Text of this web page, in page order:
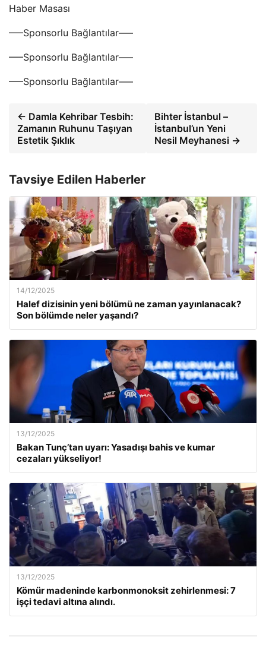
Haber Masası
—–Sponsorlu Bağlantılar—–
—–Sponsorlu Bağlantılar—–
—–Sponsorlu Bağlantılar—–
← Damla Kehribar Tesbih:
Zamanın Ruhunu Taşıyan
Estetik Şıklık
Bihter İstanbul –
İstanbul’un Yeni
Nesil Meyhanesi →
Tavsiye Edilen Haberler
14/12/2025
Halef dizisinin yeni bölümü ne zaman yayınlanacak?
Son bölümde neler yaşandı?
13/12/2025
Bakan Tunç’tan uyarı: Yasadışı bahis ve kumar
cezaları yükseliyor!
13/12/2025
Kömür madeninde karbonmonoksit zehirlenmesi: 7
işçi tedavi altına alındı.